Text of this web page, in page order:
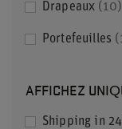
Drapeaux 10
Portefeuilles
AFFICHEZ
Shipping in